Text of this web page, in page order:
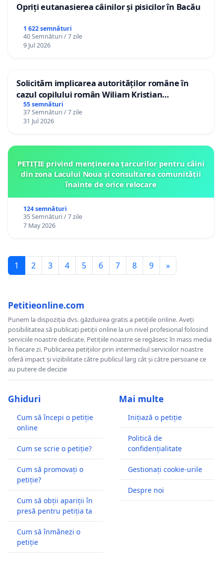
Opriți eutanasierea câinilor și pisicilor în Bacău
1 622 semnături
40 Semnături / 7 zile
9 Jul 2026
Solicităm implicarea autorităților române în
cazul copilului român Wiliam Kristian
Gheorghe, aflat în plasament în Danemarca de
12 ani
55 semnături
37 Semnături / 7 zile
31 Jul 2026
PETIȚIE privind menținerea țarcurilor pentru câini
din zona Lacului Noua și consultarea comunității
înainte de orice relocare
124 semnături
35 Semnături / 7 zile
7 May 2026
1 2 3 4 5 6 7 8 9 »
Petitieonline.com
Punem la dispoziția dvs. găzduirea gratis a petițiile online. Aveți
posibilitatea să publicați petiții online la un nivel profesional folosind
serviciile noastre dedicate. Petițiile noastre se regăsesc în mass media
în fiecare zi. Publicarea petițiilor prin intermediul serviciilor noastre
oferă impact și vizibilitate către publicul larg cât și către persoane ce
au putere de decizie
Ghiduri
Cum să începi o petiție
online
Cum se scrie o petiție?
Cum să promovați o
petiție?
Cum să obții apariții în
presă pentru petiția ta
Cum să înmânezi o
petiție
Mai multe
Inițiază o petiție
Politică de
confidențialitate
Gestionați cookie-urile
Despre noi